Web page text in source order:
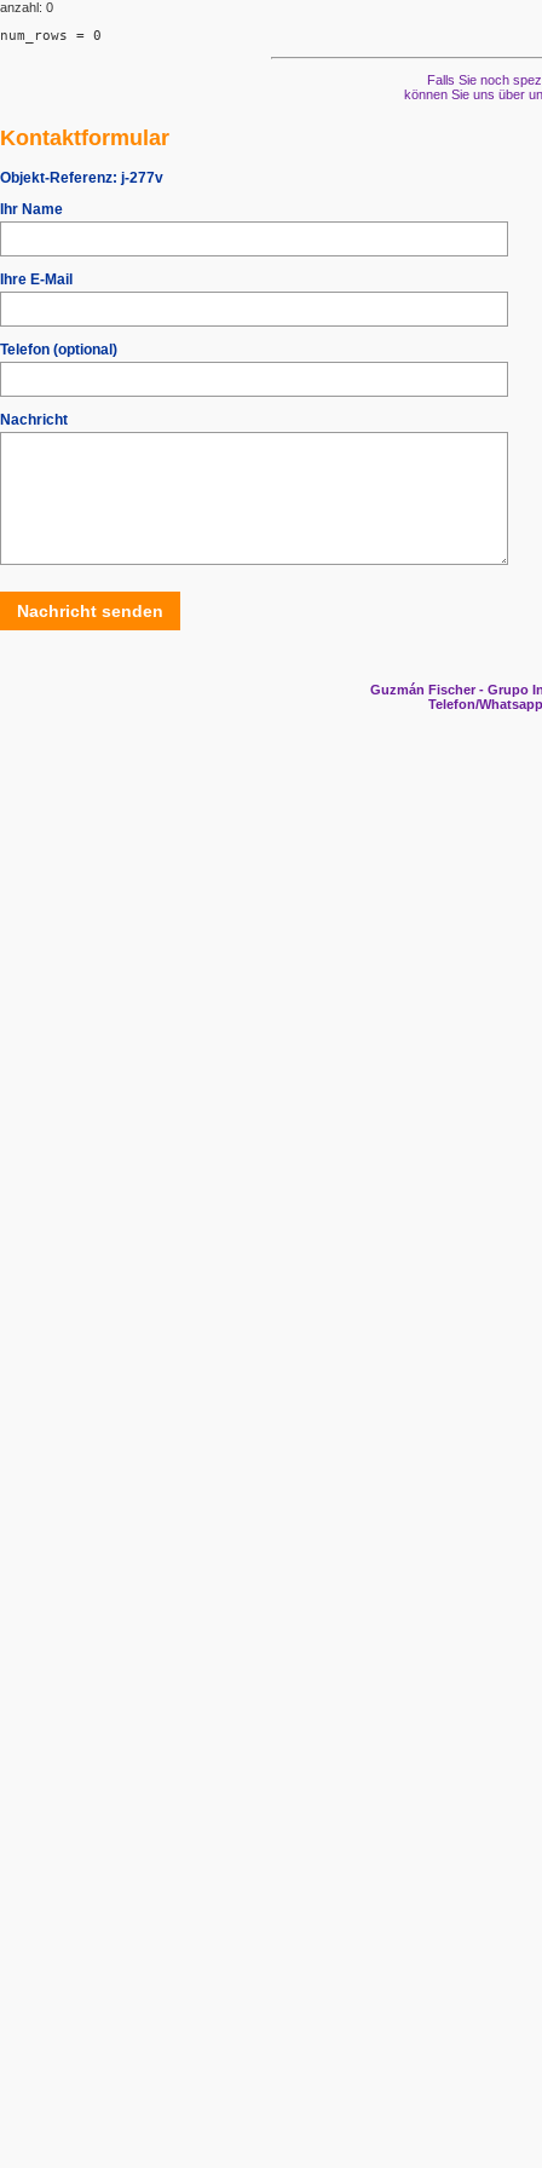
anzahl: 0
num_rows = 0
Falls Sie noch
können Sie uns über
Kontaktformular
Objekt-Referenz: j-277v
Ihr Name
Ihre E-Mail
Telefon (optional)
Nachricht
Nachricht senden
Guzmán Fischer - Grupo
Telefon/